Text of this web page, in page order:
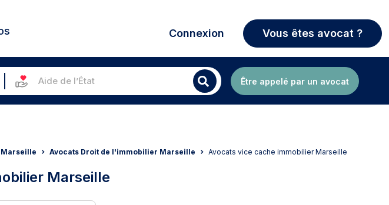
Connexion Vous êtes avocat ?
Aide de l’État Être appelé par un avocat
Avocats Droit de l'immobilier Marseille Avocats vice cache immobilier Marseille
Marseille